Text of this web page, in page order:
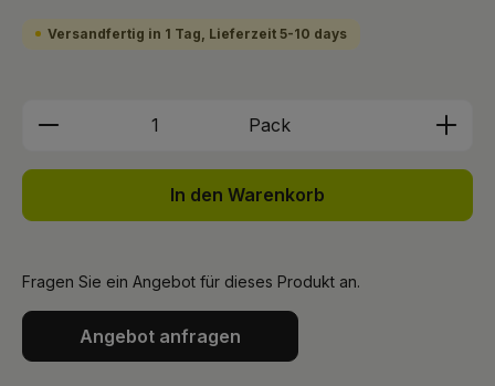
Versandfertig in 1 Tag, Lieferzeit 5-10 days
Produkt Anzahl: Gib den
Pack
In den Warenkorb
Fragen Sie ein Angebot für dieses Produkt an.
Angebot anfragen